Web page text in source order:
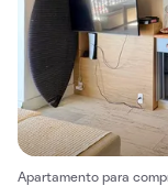
Apartamento para